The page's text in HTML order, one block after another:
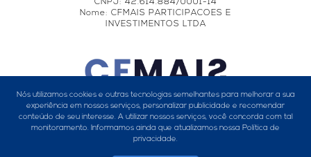
CNPJ: 42.614.884/0001-14
Nome: CFMAIS PARTICIPACOES E
INVESTIMENTOS LTDA
Nós utilizamos cookies e outras tecnologias semelhantes para melhorar a sua
experiência em nossos serviços, personalizar publicidade e recomendar
conteúdo de seu interesse. A utilizar nossos serviços, você concorda com tal
monitoramento. Informamos ainda que atualizamos nossa Política de
privacidade.